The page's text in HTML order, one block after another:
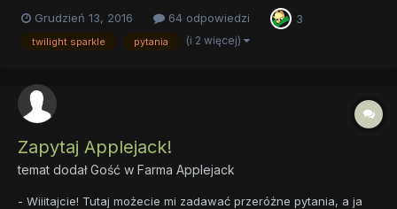
Jest to też miejsce, w którym może w spokoju skosztować
deseru, albo rozsiąść się w fotelu i oddać lekturze....
Grudzień 13, 2016 64 odpowiedzi 3
twilight sparkle pytania (i 2 więcej)
Zapytaj Applejack!
temat dodał Gość w Farma Applejack
- Wiiitajcie! Tutaj możecie mi zadawać przeróżne pytania, a ja